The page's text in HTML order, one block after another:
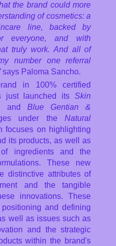
the brand could more
of cosmetics: a
line, backed by
everyone, and with
truly work. And all of
number one referral
says Paloma Sancho.
in 100% certified
just launched itsSkin
andBlue Gentian &
under theNatural
focuses on highlighting
its products, as well as
ingredients and the
These new
distinctive attributes of
and the tangible
innovations. These
and defining
well as issues such as
and the strategic
within the brand's